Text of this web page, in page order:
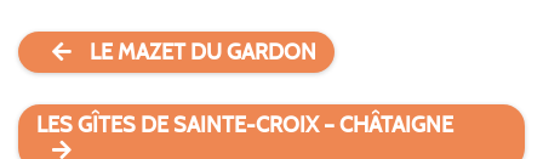
LE MAZET DU GARDON
LES GÎTES DE SAINTE-CROIX – CHÂTAIGNE